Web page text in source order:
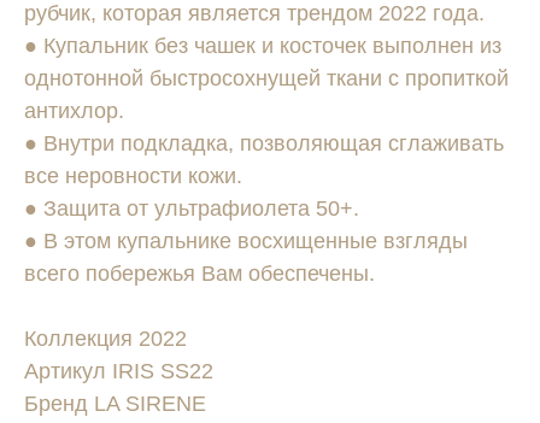
рубчик, которая является трендом 2022 года.
● Купальник без чашек и косточек выполнен из
однотонной быстросохнущей ткани с пропиткой
антихлор.
● Внутри подкладка, позволяющая сглаживать
все неровности кожи.
● Защита от ультрафиолета 50+.
● В этом купальнике восхищенные взгляды
всего побережья Вам обеспечены.
Коллекция 2022
Артикул IRIS SS22
Бренд LA SIRENE